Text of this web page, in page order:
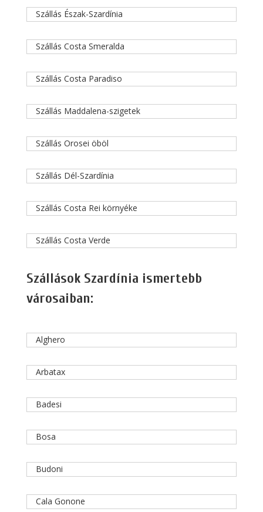
Szállás Észak-Szardínia
Szállás Costa Smeralda
Szállás Costa Paradiso
Szállás Maddalena-szigetek
Szállás Orosei öböl
Szállás Dél-Szardínia
Szállás Costa Rei környéke
Szállás Costa Verde
Szállások Szardínia ismertebb
városaiban:
Alghero
Arbatax
Badesi
Bosa
Budoni
Cala Gonone